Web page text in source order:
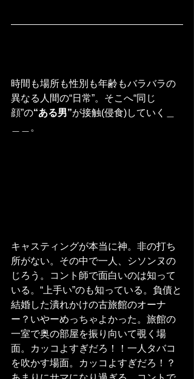
時間も場所も性別も年齢もバラバラの
異なる人間の“日常”。そこへ“同じ
顔”の“ある男”が接触(侵食)していく＿
＿＿。
キャスティングが本当に神。非の打ち
所がない。その中で一人、シソンヌの
じろう。コント師で面白いのは知って
いる。“上手い”のも知っている。負債と
結婚した潰れかけの古旅館のオーナ
ー？いやーめっちゃよかった。旅館の
一室で奥の部屋を振り向いて覗く場
面。カッコよすぎだろ！！一人タバコ
を吹かす場面。カッコよすぎだろ！？